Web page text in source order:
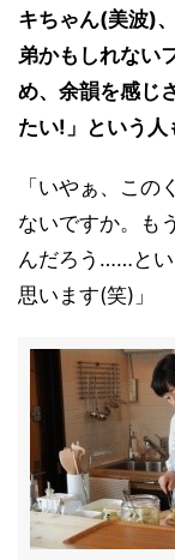
キちゃん(美波)
弟かもしれない
め、余韻を感じ
たい!」という人
「いやぁ、こ
ないですか。も
んだろう……とい
思います(笑)」